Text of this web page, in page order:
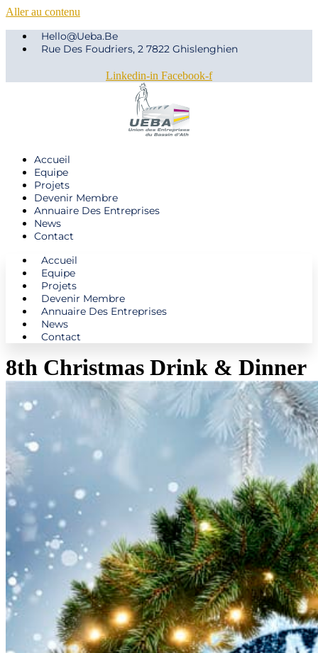
Aller au contenu
Hello@ueba.be
Rue Des Foudriers, 2 7822 Ghislenghien
Linkedin-in Facebook-f
Accueil
Equipe
Projets
Devenir Membre
Annuaire Des Entreprises
News
Contact
Accueil
Equipe
Projets
Devenir Membre
Annuaire Des Entreprises
News
Contact
8th Christmas Drink & Dinner